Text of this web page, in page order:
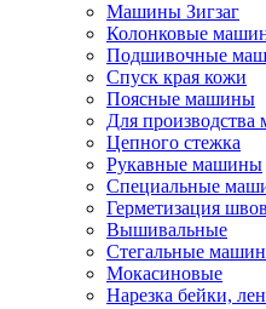
Машины Зигзаг
Колонковые
Подшивочные
Спуск края кожи
Поясные машины
Для производства
Цепного стежка
Рукавные машины
Специальные
Герметизация швов
Вышивальные
Стегальные
Мокасиновые
Нарезка бейки,